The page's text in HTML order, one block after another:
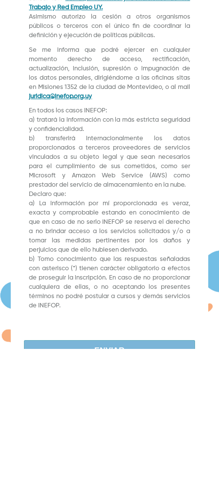
Trabajo y Red Empleo UY.
Asimismo autorizo la cesión a otros organismos
públicos o terceros con el único fin de coordinar la
definición y ejecución de políticas públicas.
Se me informa que podré ejercer en cualquier
momento derecho de acceso, rectificación,
actualización, inclusión, supresión o impugnación de
los datos personales, dirigiéndome a las oficinas sitas
en Misiones 1352 de la ciudad de Montevideo, o al mail
juridica@inefop.org.uy
En todos los casos INEFOP:
a) tratará la información con la más estricta seguridad
y confidencialidad.
b) transferirá internacionalmente los datos
proporcionados a terceros proveedores de servicios
vinculados a su objeto legal y que sean necesarios
para el cumplimiento de sus cometidos, como ser
Microsoft y Amazon Web Service (AWS) como
prestador del servicio de almacenamiento en la nube.
Declaro que:
a) La información por mí proporcionada es veraz,
exacta y comprobable estando en conocimiento de
que en caso de no serlo INEFOP se reserva el derecho
a no brindar acceso a los servicios solicitados y/o a
tomar las medidas pertinentes por los daños y
perjuicios que de ello hubiesen derivado.
b) Tomo conocimiento que las respuestas señaladas
con asterisco (*) tienen carácter obligatorio a efectos
de proseguir la inscripción. En caso de no proporcionar
cualquiera de ellas, o no aceptando los presentes
términos no podré postular a cursos y demás servicios
de INEFOP.
ENVIAR